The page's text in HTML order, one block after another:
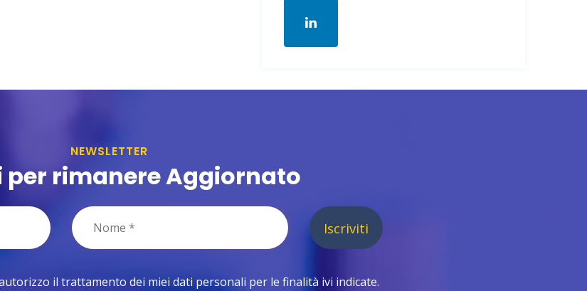
NEWSLETTER
per rimanere Aggiornato
Iscriviti
il trattamento dei miei dati personali per le finalità ivi indicate.